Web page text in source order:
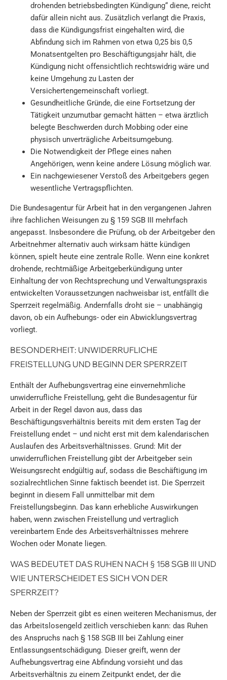
drohenden betriebsbedingten Kündigung“ diene, reicht
dafür allein nicht aus. Zusätzlich verlangt die Praxis,
dass die Kündigungsfrist eingehalten wird, die
Abfindung sich im Rahmen von etwa 0,25 bis 0,5
Monatsentgelten pro Beschäftigungsjahr hält, die
Kündigung nicht offensichtlich rechtswidrig wäre und
keine Umgehung zu Lasten der
Versichertengemeinschaft vorliegt.
Gesundheitliche Gründe, die eine Fortsetzung der
Tätigkeit unzumutbar gemacht hätten – etwa ärztlich
belegte Beschwerden durch Mobbing oder eine
physisch unverträgliche Arbeitsumgebung.
Die Notwendigkeit der Pflege eines nahen
Angehörigen, wenn keine andere Lösung möglich war.
Ein nachgewiesener Verstoß des Arbeitgebers gegen
wesentliche Vertragspflichten.
Die Bundesagentur für Arbeit hat in den vergangenen Jahren
ihre fachlichen Weisungen zu § 159 SGB III mehrfach
angepasst. Insbesondere die Prüfung, ob der Arbeitgeber den
Arbeitnehmer alternativ auch wirksam hätte kündigen
können, spielt heute eine zentrale Rolle. Wenn eine konkret
drohende, rechtmäßige Arbeitgeberkündigung unter
Einhaltung der von Rechtsprechung und Verwaltungspraxis
entwickelten Voraussetzungen nachweisbar ist, entfällt die
Sperrzeit regelmäßig. Andernfalls droht sie – unabhängig
davon, ob ein Aufhebungs- oder ein Abwicklungsvertrag
vorliegt.
BESONDERHEIT: UNWIDERRUFLICHE
FREISTELLUNG UND BEGINN DER SPERRZEIT
Enthält der Aufhebungsvertrag eine einvernehmliche
unwiderrufliche Freistellung, geht die Bundesagentur für
Arbeit in der Regel davon aus, dass das
Beschäftigungsverhältnis bereits mit dem ersten Tag der
Freistellung endet – und nicht erst mit dem kalendarischen
Auslaufen des Arbeitsverhältnisses. Grund: Mit der
unwiderruflichen Freistellung gibt der Arbeitgeber sein
Weisungsrecht endgültig auf, sodass die Beschäftigung im
sozialrechtlichen Sinne faktisch beendet ist. Die Sperrzeit
beginnt in diesem Fall unmittelbar mit dem
Freistellungsbeginn. Das kann erhebliche Auswirkungen
haben, wenn zwischen Freistellung und vertraglich
vereinbartem Ende des Arbeitsverhältnisses mehrere
Wochen oder Monate liegen.
WAS BEDEUTET DAS RUHEN NACH § 158 SGB III UND
WIE UNTERSCHEIDET ES SICH VON DER
SPERRZEIT?
Neben der Sperrzeit gibt es einen weiteren Mechanismus, der
das Arbeitslosengeld zeitlich verschieben kann: das Ruhen
des Anspruchs nach § 158 SGB III bei Zahlung einer
Entlassungsentschädigung. Dieser greift, wenn der
Aufhebungsvertrag eine Abfindung vorsieht und das
Arbeitsverhältnis zu einem Zeitpunkt endet, der die